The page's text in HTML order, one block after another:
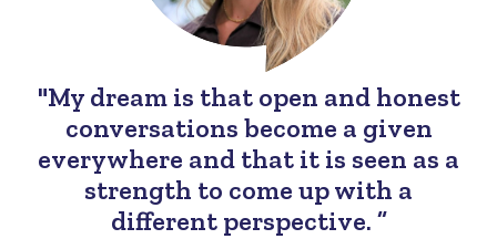
My dream is that open and honest
conversations become a given
everywhere and that it is seen as a
strength to come up with a
different perspective.